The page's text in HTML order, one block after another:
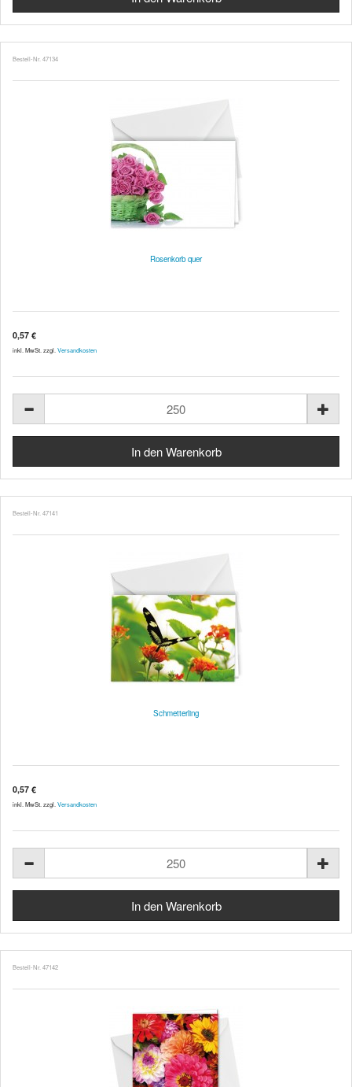
Bestell-Nr. 47134
Rosenkorb quer
0,57 €
inkl. MwSt. zzgl. Versandkosten
Bestell-Nr. 47141
Schmetterling
0,57 €
inkl. MwSt. zzgl. Versandkosten
Bestell-Nr. 47142